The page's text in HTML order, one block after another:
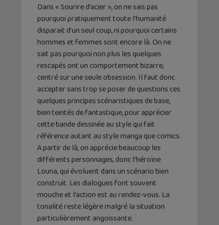
Dans « Sourire d’acier », on ne sais pas
pourquoi pratiquement toute l’humanité
disparait d’un seul coup, ni pourquoi certains
hommes et femmes sont encore là. On ne
sait pas pourquoi non plus les quelques
rescapés ont un comportement bizarre,
centré sur une seule obsession. Il faut donc
accepter sans trop se poser de questions ces
quelques principes scénaristiques de base,
bien teintés de fantastique, pour apprécier
cette bande dessinée au style qui fait
référence autant au style manga que comics.
A partir de là, on apprécie beaucoup les
différents personnages, donc l’héroïne
Louna, qui évoluent dans un scénario bien
construit. Les dialogues font souvent
mouche et l’action est au rendez-vous. La
tonalité reste légère malgré la situation
particulièrement angoissante.